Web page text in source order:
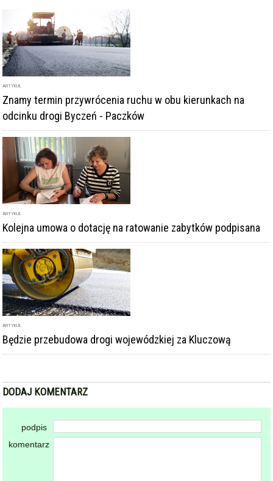
ARTYKUŁ
Znamy termin przywrócenia ruchu w obu kierunkach na
odcinku drogi Byczeń - Paczków
ARTYKUŁ
Kolejna umowa o dotację na ratowanie zabytków podpisana
ARTYKUŁ
Będzie przebudowa drogi wojewódzkiej za Kluczową
DODAJ KOMENTARZ
podpis
komentarz